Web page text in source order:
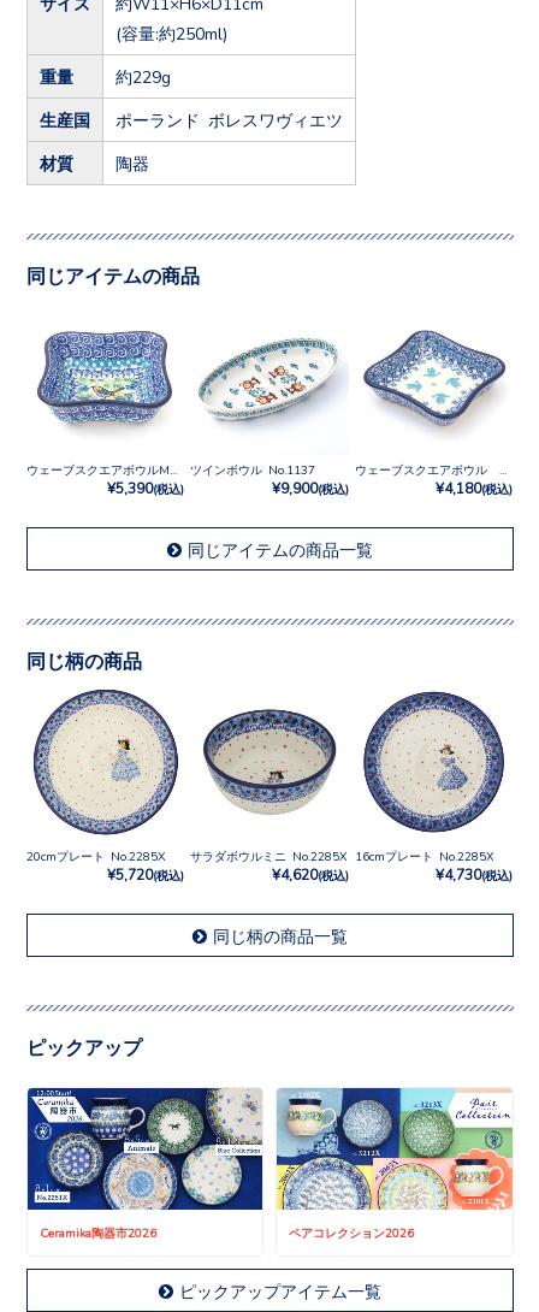
(容量:約250ml)
重量 約229g
生産国 ポーランド ボレスワヴィエツ
材質 陶器
同じアイテムの商品
¥5,390(税込)
ツインボウル No.1137
¥9,900(税込) ¥4,180(税込)
同じアイテムの商品一覧
同じ柄の商品
20cmプレート No.2285X
¥5,720(税込)
サラダボウルミニ No.2285X
¥4,620(税込)
16cmプレート No.2285X
¥4,730(税込)
同じ柄の商品一覧
ピックアップ
Ceramika陶器市2026 ペアコレクション2026
ピックアップアイテム一覧